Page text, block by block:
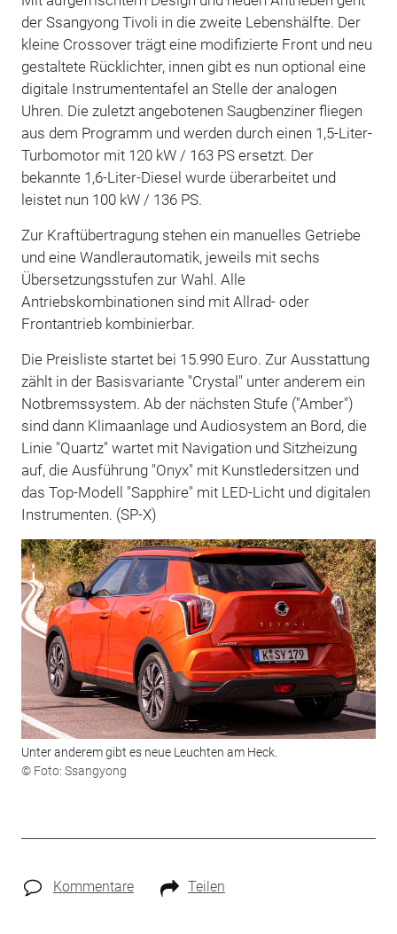
der Ssangyong Tivoli in die zweite Lebenshälfte. Der
kleine Crossover trägt eine modifizierte Front und neu
gestaltete Rücklichter, innen gibt es nun optional eine
digitale Instrumententafel an Stelle der analogen
Uhren. Die zuletzt angebotenen Saugbenziner fliegen
aus dem Programm und werden durch einen 1,5-Liter-
Turbomotor mit 120 kW / 163 PS ersetzt. Der
bekannte 1,6-Liter-Diesel wurde überarbeitet und
leistet nun 100 kW / 136 PS.
Zur Kraftübertragung stehen ein manuelles Getriebe
und eine Wandlerautomatik, jeweils mit sechs
Übersetzungsstufen zur Wahl. Alle
Antriebskombinationen sind mit Allrad- oder
Frontantrieb kombinierbar.
Die Preisliste startet bei 15.990 Euro. Zur Ausstattung
zählt in der Basisvariante "Crystal" unter anderem ein
Notbremssystem. Ab der nächsten Stufe ("Amber")
sind dann Klimaanlage und Audiosystem an Bord, die
Linie "Quartz" wartet mit Navigation und Sitzheizung
auf, die Ausführung "Onyx" mit Kunstledersitzen und
das Top-Modell "Sapphire" mit LED-Licht und digitalen
Instrumenten. (SP-X)
Unter anderem gibt es neue Leuchten am Heck.
© Foto: Ssangyong
Kommentare Teilen